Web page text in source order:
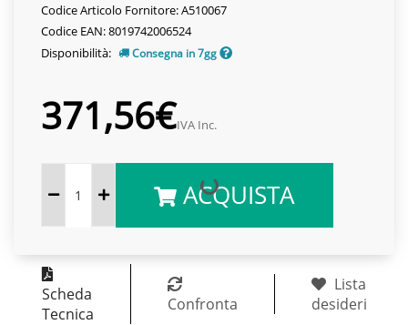
Codice Articolo Fornitore: A510067
Codice EAN: 8019742006524
Disponibilità:
Consegna in 7gg
371,56€IVA Inc.
ACQUISTA
Scheda
Tecnica
Confronta
Lista
desideri